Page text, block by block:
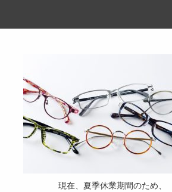
現在、夏季休業期間のため、